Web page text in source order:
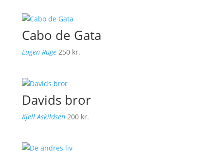
Cabo de Gata
Eugen Ruge 250 kr.
Davids bror
Kjell Askildsen 200 kr.